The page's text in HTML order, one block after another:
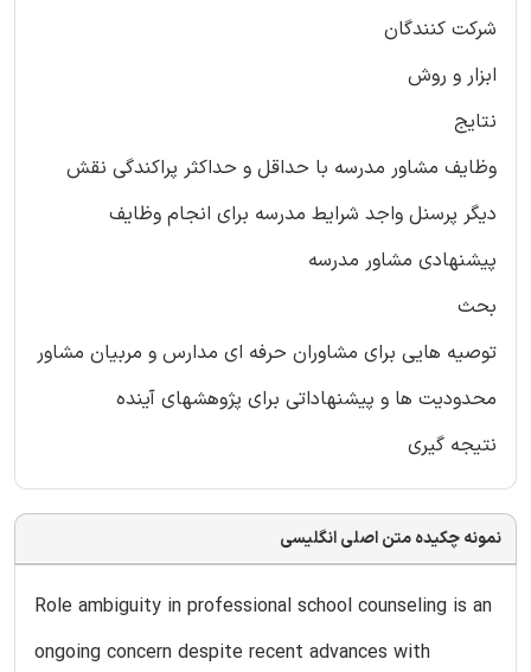
شركت كنندگان
ابزار و روش
نتایج
وظایف مشاور مدرسه با حداقل و حداکثر پراکندگی نقش
دیگر پرسنل واجد شرایط مدرسه برای انجام وظایف
پیشنهادی مشاور مدرسه
بحث
توصیه هایی برای مشاوران حرفه ای مدارس و مربیان مشاور
محدودیت ها و پیشنهاداتی برای پژوهشهای آینده
نتیجه گیری
نمونه چکیده متن اصلی انگلیسی
Role ambiguity in professional school counseling is an
ongoing concern despite recent advances with